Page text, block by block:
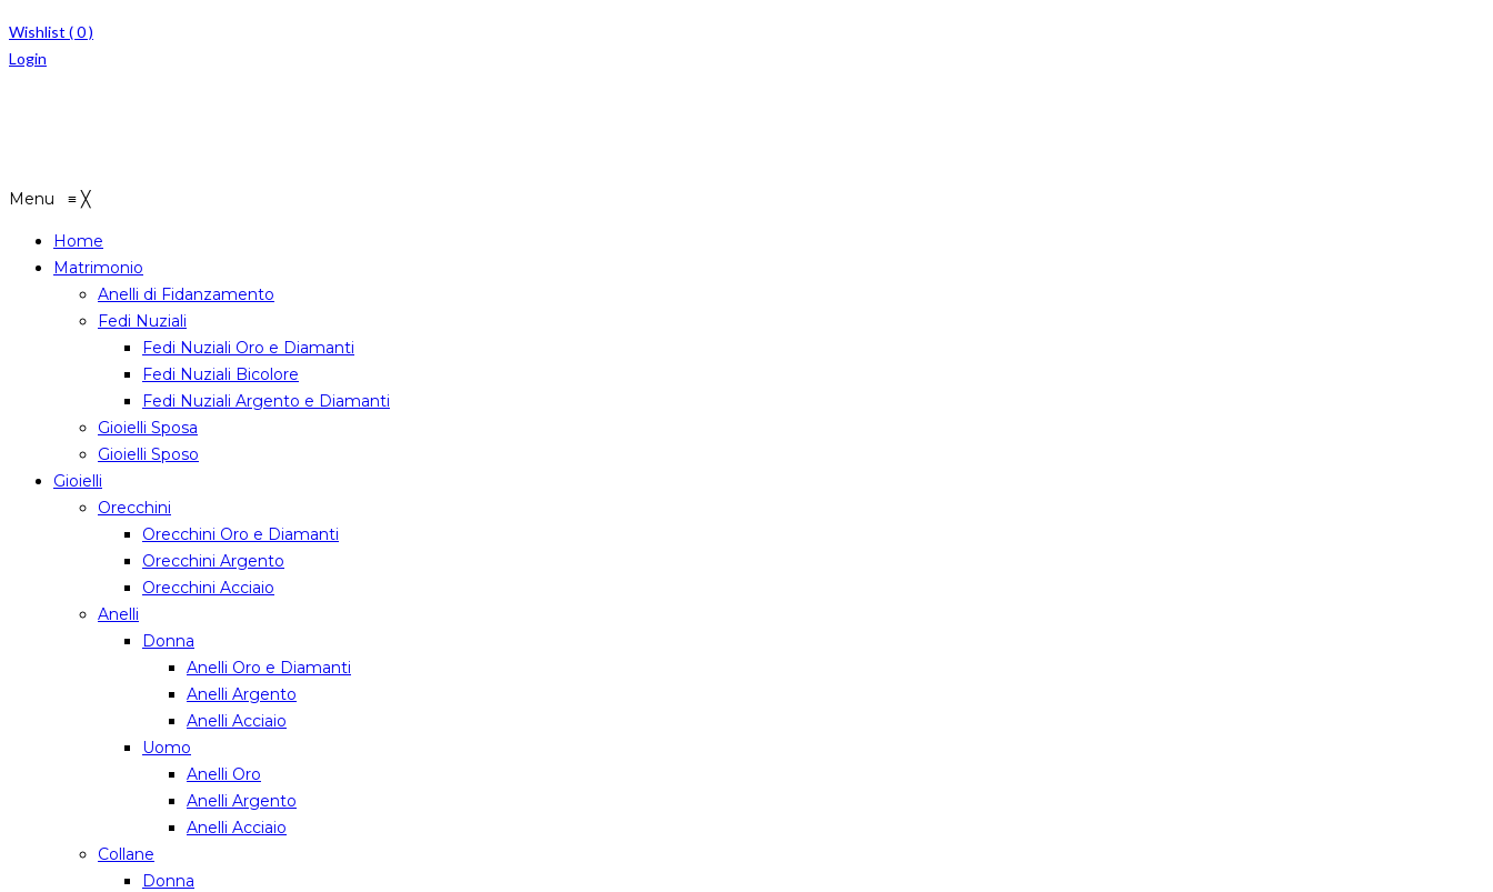
Wishlist (0)
Login
Menu ≡ ╳
Home
Matrimonio
Anelli di Fidanzamento
Fedi Nuziali
Fedi Nuziali Oro e Diamanti
Fedi Nuziali Bicolore
Fedi Nuziali Argento e Diamanti
Gioielli Sposa
Gioielli Sposo
Gioielli
Orecchini
Orecchini Oro e Diamanti
Orecchini Argento
Orecchini Acciaio
Anelli
Donna
Anelli Oro e Diamanti
Anelli Argento
Anelli Acciaio
Uomo
Anelli Oro
Anelli Argento
Anelli Acciaio
Collane
Donna